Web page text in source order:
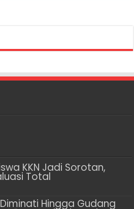
KKN Jadi Sorotan,
Total
Hingga Gudang